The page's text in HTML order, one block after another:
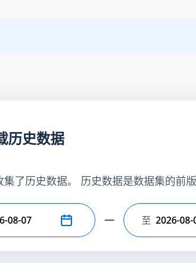
历史数据
集了历史数据。 历史数据是数据集的前
日期 选择结束日
至